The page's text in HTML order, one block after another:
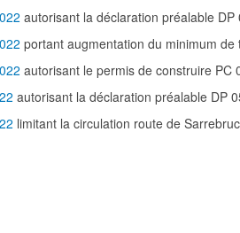
autorisant la déclaration préalable
portant augmentation du minimum
autorisant le permis de construire PC
autorisant la déclaration préalable DP
limitant la circulation route de